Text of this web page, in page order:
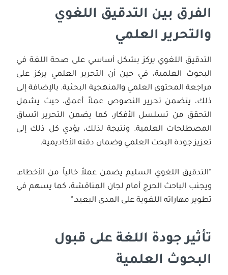
الفرق بين التدقيق اللغوي
والتحرير العلمي
التدقيق اللغوي يركز بشكل أساسي على صحة اللغة في
البحوث العلمية، في حين أن التحرير العلمي يركز على
مراجعة المحتوى العلمي والمنهجية البحثية. بالإضافة إلى
ذلك، يتضمن تحرير النصوص عملاً أعمق، حيث يشمل
التحقق من تسلسل الأفكار، كما يضمن التحرير اتساق
المصطلحات العلمية. ونتيجة لذلك، يؤدي كل ذلك إلى
تعزيز جودة البحث العلمي وضمان دقته الأكاديمية.
“التدقيق اللغوي السليم يضمن عملاً خالياً من الأخطاء،
ويجنب الباحث الحرج أمام لجان المناقشة، كما يسهم في
تطوير مهاراته اللغوية على المدى البعيد.”
تأثير جودة اللغة على قبول
البحوث العلمية